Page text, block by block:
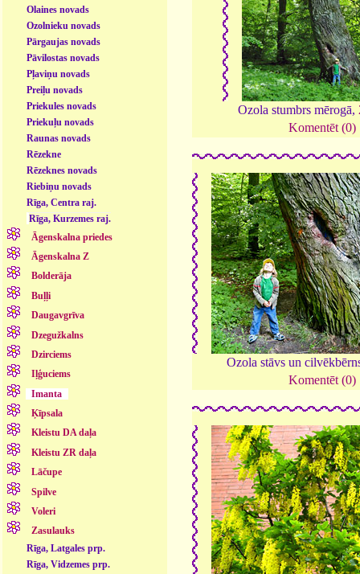
Olaines novads
Ozolnieku novads
Pārgaujas novads
Pāvilostas novads
Pļaviņu novads
Preiļu novads
Priekules novads
Priekuļu novads
Raunas novads
Rēzekne
Rēzeknes novads
Riebiņu novads
Rīga, Centra raj.
Rīga, Kurzemes raj.
Āgenskalna priedes
Āgenskalna Z
Bolderāja
Buļļi
Daugavgrīva
Dzegužkalns
Dzirciems
Iļģuciems
Imanta
Ķīpsala
Kleistu DA daļa
Kleistu ZR daļa
Lāčupe
Spilve
Voleri
Zasulauks
Rīga, Latgales prp.
Rīga, Vidzemes prp.
Ozola stumbrs mērogā,
Komentēt (0)
Ozola stāvs un
Komentēt (0)